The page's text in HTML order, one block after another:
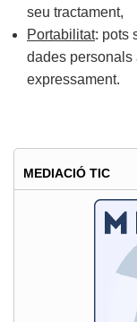
seu tractament,
Portabilitat: pots
dades personals
expressament.
MEDIACIÓ TIC